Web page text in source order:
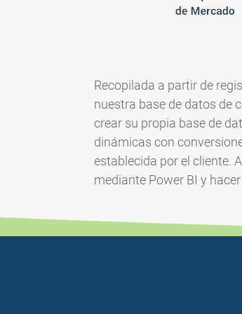
Recopilada a partir de
nuestra base de datos de
crear su propia base de
dinámicas con
establecida por el cliente.
mediante Power BI y